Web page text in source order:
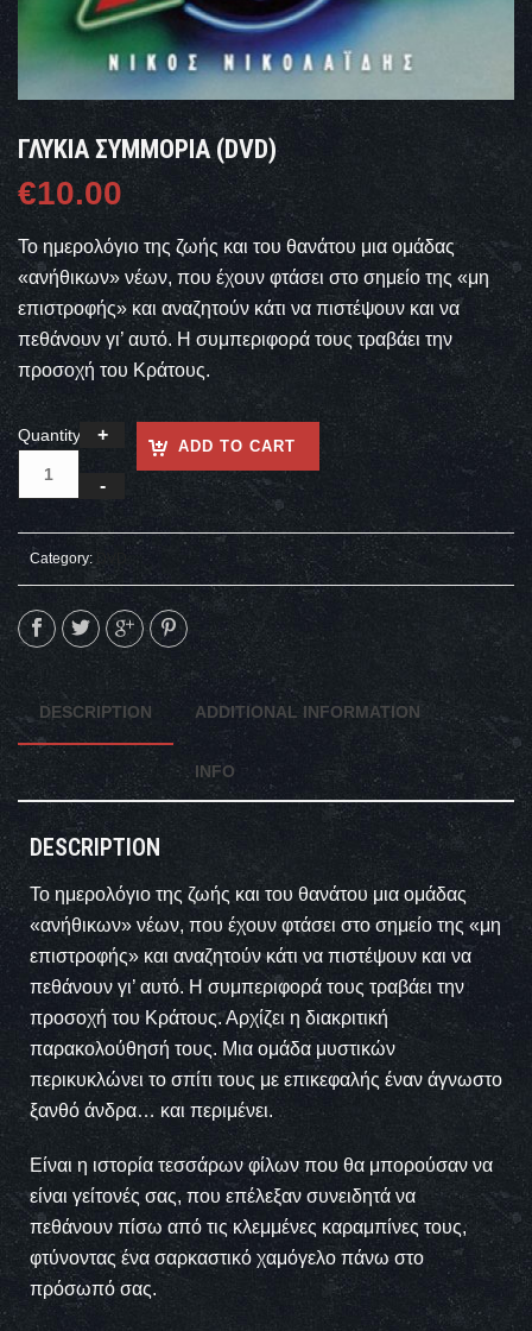
ΓΛΥΚΙΆ ΣΥΜΜΟΡΊΑ (DVD)
€10.00
Το ημερολόγιο της ζωής και του θανάτου μια ομάδας
«ανήθικων» νέων, που έχουν φτάσει στο σημείο της «μη
επιστροφής» και αναζητούν κάτι να πιστέψουν και να
πεθάνουν γι’ αυτό. Η συμπεριφορά τους τραβάει την
προσοχή του Κράτους.
Quantity
ADD TO CART
Category: DVD
DESCRIPTION ADDITIONAL INFORMATION
INFO
DESCRIPTION
Το ημερολόγιο της ζωής και του θανάτου μια ομάδας
«ανήθικων» νέων, που έχουν φτάσει στο σημείο της «μη
επιστροφής» και αναζητούν κάτι να πιστέψουν και να
πεθάνουν γι’ αυτό. Η συμπεριφορά τους τραβάει την
προσοχή του Κράτους. Αρχίζει η διακριτική
παρακολούθησή τους. Μια ομάδα μυστικών
περικυκλώνει το σπίτι τους με επικεφαλής έναν άγνωστο
ξανθό άνδρα… και περιμένει.
Είναι η ιστορία τεσσάρων φίλων που θα μπορούσαν να
είναι γείτονές σας, που επέλεξαν συνειδητά να
πεθάνουν πίσω από τις κλεμμένες καραμπίνες τους,
φτύνοντας ένα σαρκαστικό χαμόγελο πάνω στο
πρόσωπό σας.